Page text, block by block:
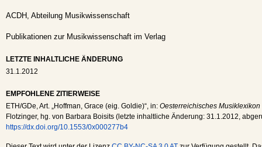
ACDH, Abteilung Musikwissenschaft
Publikationen zur Musikwissenschaft im Verlag
LETZTE INHALTLICHE ÄNDERUNG
31.1.2012
EMPFOHLENE ZITIERWEISE
ETH/GDe , Art. „Hoffman, Grace (eig. Goldie)“, in: Oesterreichisches
Flotzinger, hg. von Barbara Boisits (letzte inhaltliche Änderung: 31.1.2012 ,
https://dx.doi.org/10.1553/0x000277b4